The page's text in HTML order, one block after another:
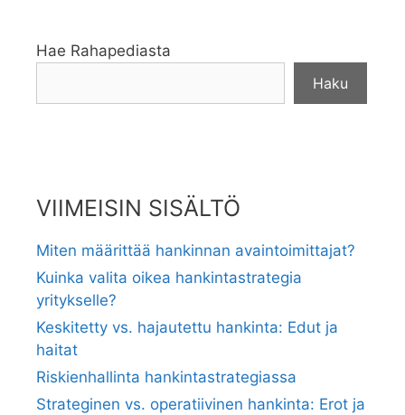
Hae Rahapediasta
Haku
VIIMEISIN SISÄLTÖ
Miten määrittää hankinnan avaintoimittajat?
Kuinka valita oikea hankintastrategia
yritykselle?
Keskitetty vs. hajautettu hankinta: Edut ja
haitat
Riskienhallinta hankintastrategiassa
Strateginen vs. operatiivinen hankinta: Erot ja